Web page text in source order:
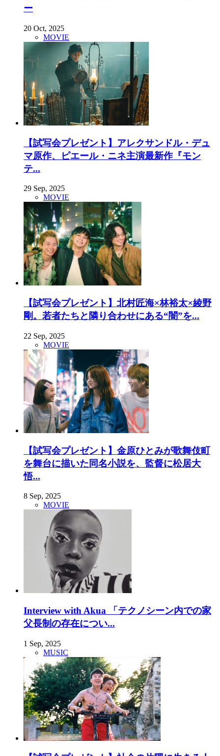
ー
20 Oct, 2025
MOVIE
【試写会プレゼント】アレクサンドル・デュ
マ原作、ピエール・ニネ主演最新作『モン
テ...
29 Sep, 2025
MOVIE
【試写会プレゼント】北村匠海×林裕太×綾野
剛。若者たちと隣り合わせにある“闇”を...
22 Sep, 2025
MOVIE
【試写会プレゼント】金原ひとみが歌舞伎町
を舞台に描いた同名小説を、監督に松居大
悟...
8 Sep, 2025
MOVIE
Interview with Akua 「テクノシーン内での家
父長制の存在につい...
1 Sep, 2025
MUSIC